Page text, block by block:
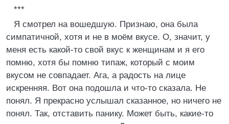
***
Я смотрел на вошедшую. Признаю, она была
симпатичной, хотя и не в моём вкусе. О, значит, у
меня есть какой-то свой вкус к женщинам и я его
помню, хотя бы помню типаж, который с моим
вкусом не совпадает. Ага, а радость на лице
искренняя. Вот она подошла и что-то сказала. Не
понял. Я прекрасно услышал сказанное, но ничего не
понял. Так, отставить панику. Может быть, какие-то